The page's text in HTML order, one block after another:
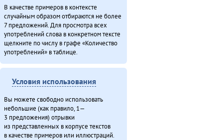
В качестве примеров в контексте
случайным образом отбираются не более
7 предложений. Для просмотра всех
употреблений слова в конкретном тексте
щелкните по числу в графе «Количество
употреблений» в таблице.
Условия использования
Вы можете свободно использовать
небольшие (как правило, 1—
3 предложения) отрывки
из представленных в корпусе текстов
в качестве примеров или иллюстраций.